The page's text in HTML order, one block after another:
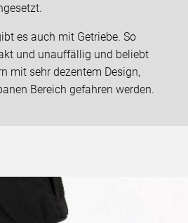
es auch mit Getriebe. So
und unauffällig und beliebt
mit sehr dezentem Design,
Bereich gefahren werden.